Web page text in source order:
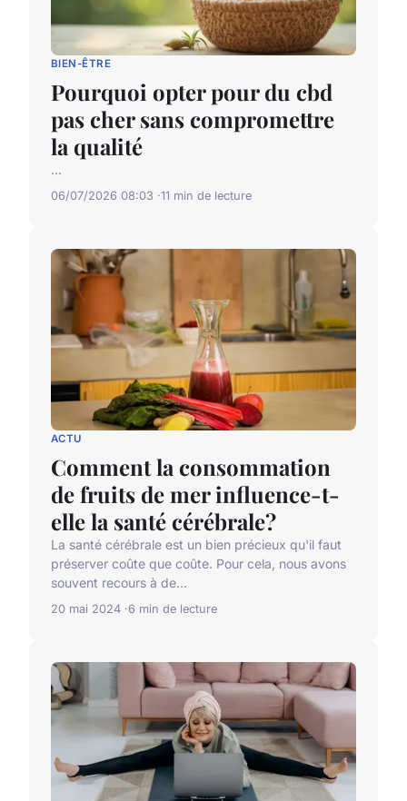
BIEN-ÊTRE
Pourquoi opter pour du cbd
pas cher sans compromettre
la qualité
...
06/07/2026 08:03 11 min de lecture
ACTU
Comment la consommation
de fruits de mer influence-t-
elle la santé cérébrale?
La santé cérébrale est un bien précieux qu'il faut
préserver coûte que coûte. Pour cela, nous avons
souvent recours à de...
20 mai 2024 6 min de lecture